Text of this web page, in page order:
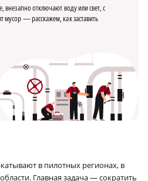
отключают воду или свет, с
— расскажем, как заставить
в пилотных регионах, в
Главная задача — сократить